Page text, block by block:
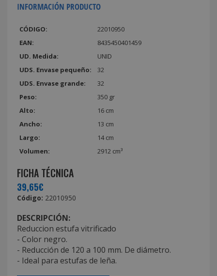
INFORMACIÓN PRODUCTO
CÓDIGO:
22010950
EAN:
8435450401459
UD. Medida:
UNID
UDS. Envase pequeño:
32
UDS. Envase grande:
32
Peso:
350 gr
Alto:
16 cm
Ancho:
13 cm
Largo:
14 cm
Volumen:
2912 cm³
FICHA TÉCNICA
39,65€
Código: 22010950
DESCRIPCIÓN:
Reduccion estufa vitrificado
- Color negro.
- Reducción de 120 a 100 mm. De diámetro.
- Ideal para estufas de leña.